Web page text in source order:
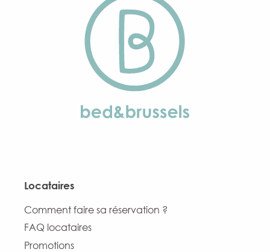
Locataires
Comment faire sa réservation ?
FAQ locataires
Promotions